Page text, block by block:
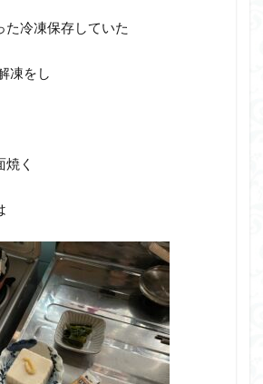
た冷凍保存していた
凍をし
く